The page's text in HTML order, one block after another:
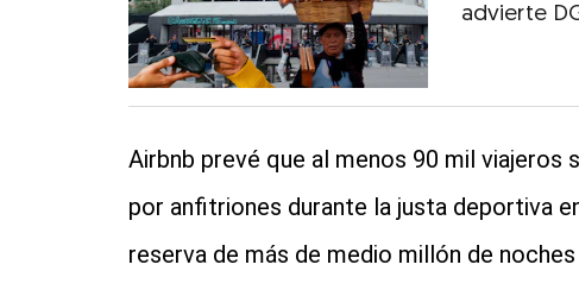
advierte
Airbnb prevé que al menos 90 mil viajeros
por anfitriones durante la justa deportiva
reserva de más de medio millón de